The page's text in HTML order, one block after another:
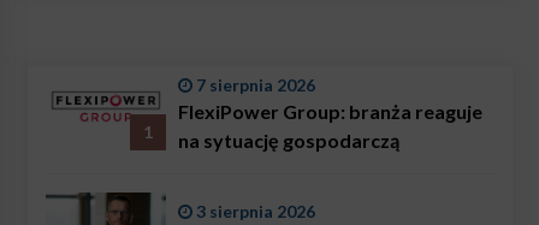
1
7 sierpnia 2026
FlexiPower Group: branża reaguje
na sytuację gospodarczą
3 sierpnia 2026